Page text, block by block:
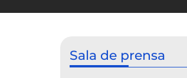
Sala de prensa